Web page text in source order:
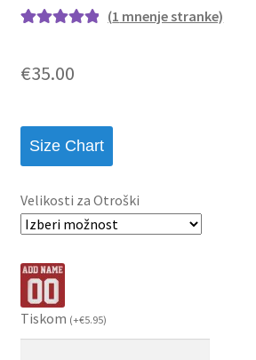
podlagi ocene
(1 mnenje stranke)
€35.00
Size Chart
Velikosti za Otroški
Tiskom (+€5.95)